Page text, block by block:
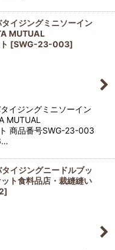
イジングミニソーイン
MUTUAL
[SWG-23-003]
イジングミニソーイン
MUTUAL
商品番号SWG-23-003
イジングニードルブッ
ト食料品店・裁縫縫い
]